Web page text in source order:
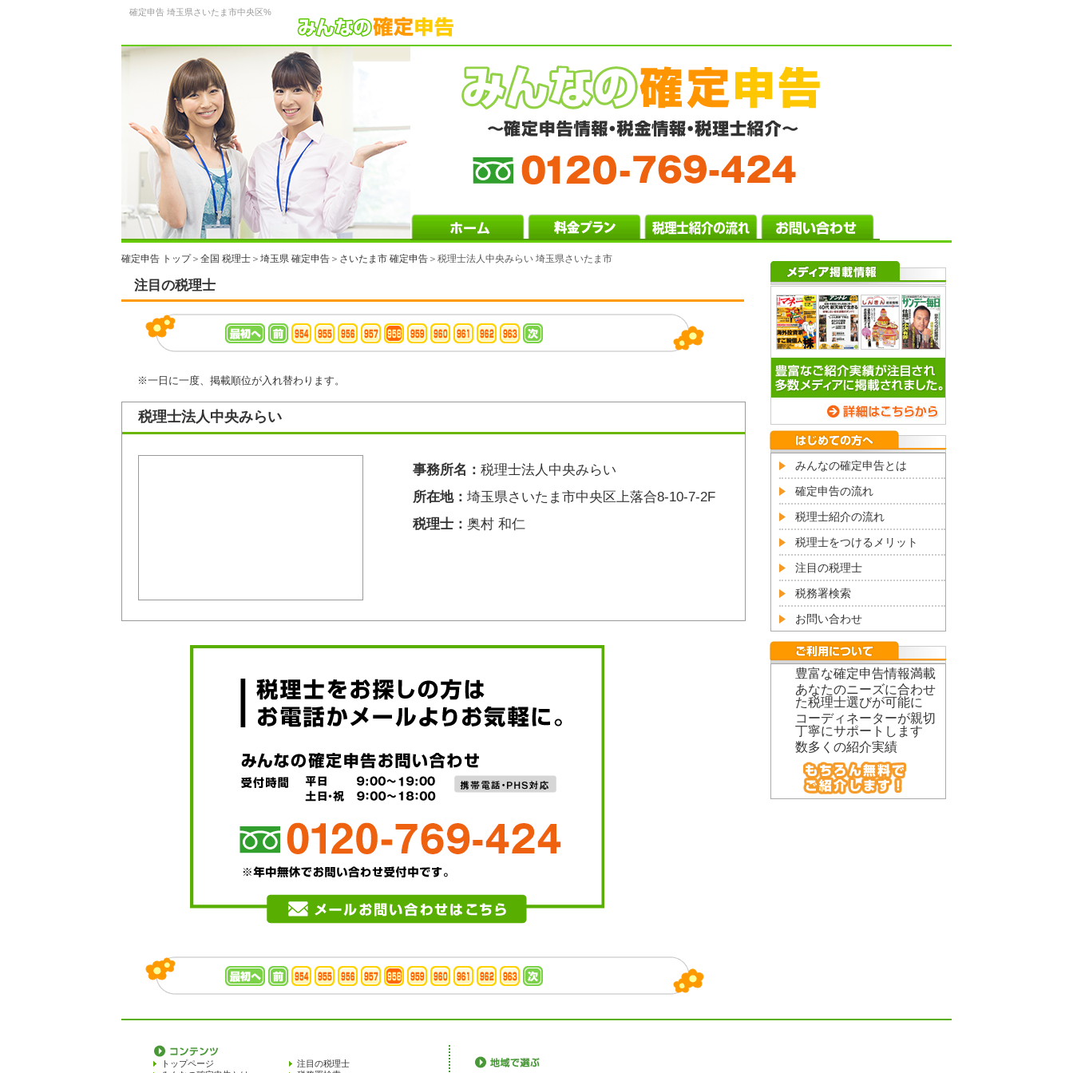
確定申告 埼玉県さいたま市中央区%
確定申告 トップ＞ 全国 税理士 ＞ 埼玉県 確定申告 ＞ さいたま市 確定申告 ＞税理士法人中央みらい 埼玉県さいたま市
注目の税理士
※一日に一度、掲載順位が入れ替わります。
税理士法人中央みらい
事務所名： 税理士法人中央みらい
所在地： 埼玉県さいたま市中央区上落合8-10-7-2F
税理士： 奥村 和仁
みんなの確定申告とは
確定申告の流れ
税理士紹介の流れ
税理士をつけるメリット
注目の税理士
税務署検索
お問い合わせ
豊富な確定申告情報満載
あなたのニーズに合わせ
た税理士選びが可能に
コーディネーターが親切
丁寧にサポートします
数多くの紹介実績
トップページ
注目の税理士